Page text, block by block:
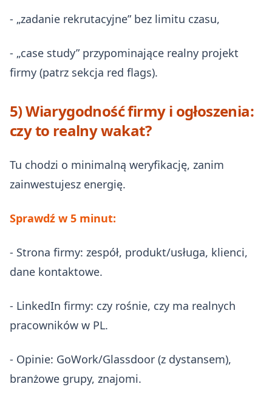
- „zadanie rekrutacyjne” bez limitu czasu,
- „case study” przypominające realny projekt
firmy (patrz sekcja red flags).
5) Wiarygodność firmy i ogłoszenia:
czy to realny wakat?
Tu chodzi o minimalną weryfikację, zanim
zainwestujesz energię.
Sprawdź w 5 minut:
- Strona firmy: zespół, produkt/usługa, klienci,
dane kontaktowe.
- LinkedIn firmy: czy rośnie, czy ma realnych
pracowników w PL.
- Opinie: GoWork/Glassdoor (z dystansem),
branżowe grupy, znajomi.